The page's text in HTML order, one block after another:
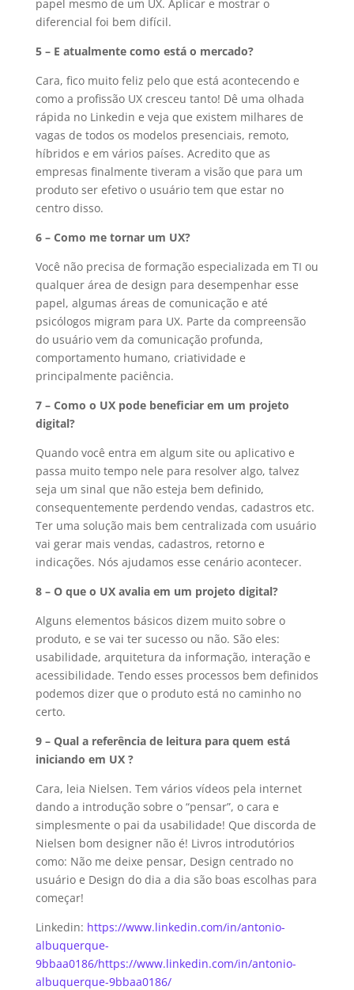
papel mesmo de um UX. Aplicar e mostrar o
diferencial foi bem difícil.
5 – E atualmente como está o mercado?
Cara, fico muito feliz pelo que está acontecendo e
como a profissão UX cresceu tanto! Dê uma olhada
rápida no Linkedin e veja que existem milhares de
vagas de todos os modelos presenciais, remoto,
híbridos e em vários países. Acredito que as
empresas finalmente tiveram a visão que para um
produto ser efetivo o usuário tem que estar no
centro disso.
6 – Como me tornar um UX?
Você não precisa de formação especializada em TI ou
qualquer área de design para desempenhar esse
papel, algumas áreas de comunicação e até
psicólogos migram para UX. Parte da compreensão
do usuário vem da comunicação profunda,
comportamento humano, criatividade e
principalmente paciência.
7 – Como o UX pode beneficiar em um projeto
digital?
Quando você entra em algum site ou aplicativo e
passa muito tempo nele para resolver algo, talvez
seja um sinal que não esteja bem definido,
consequentemente perdendo vendas, cadastros etc.
Ter uma solução mais bem centralizada com usuário
vai gerar mais vendas, cadastros, retorno e
indicações. Nós ajudamos esse cenário acontecer.
8 – O que o UX avalia em um projeto digital?
Alguns elementos básicos dizem muito sobre o
produto, e se vai ter sucesso ou não. São eles:
usabilidade, arquitetura da informação, interação e
acessibilidade. Tendo esses processos bem definidos
podemos dizer que o produto está no caminho no
certo.
9 – Qual a referência de leitura para quem está
iniciando em UX ?
Cara, leia Nielsen. Tem vários vídeos pela internet
dando a introdução sobre o “pensar”, o cara e
simplesmente o pai da usabilidade! Que discorda de
Nielsen bom designer não é! Livros introdutórios
como: Não me deixe pensar, Design centrado no
usuário e Design do dia a dia são boas escolhas para
começar!
Linkedin: https://www.linkedin.com/in/antonio-
albuquerque-
9bbaa0186/https://www.linkedin.com/in/antonio-
albuquerque-9bbaa0186/